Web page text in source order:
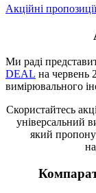
Акційні пропозиції
Ми раді
DEAL на червень
вимірювального
Скористайтесь
універсальний
який